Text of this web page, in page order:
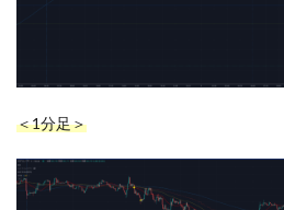
＜1分足＞